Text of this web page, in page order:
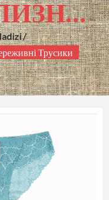
НИЖНЯ БІЛИЗНА ГУРТОМ
Трусики